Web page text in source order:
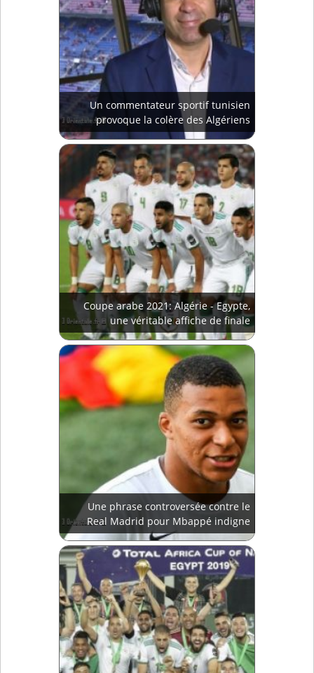
Un commentateur sportif tunisien
provoque la colère des Algériens
Coupe arabe 2021: Algérie - Egypte,
une véritable affiche de finale
Une phrase controversée contre le
Real Madrid pour Mbappé indigne